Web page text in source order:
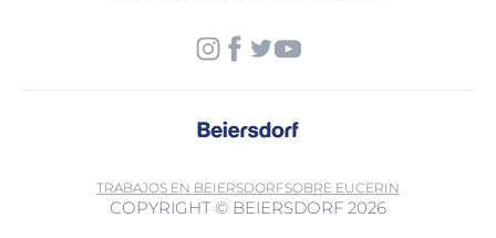
TRABAJOS EN BEIERSDORFSOBRE EUCERIN
COPYRIGHT © BEIERSDORF 2026